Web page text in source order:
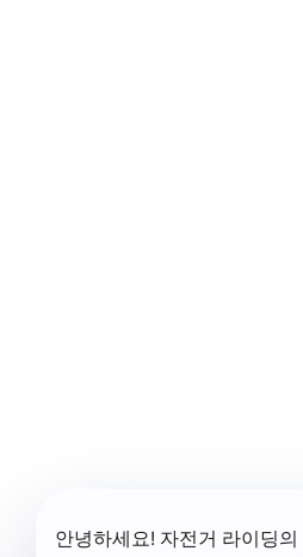
안녕하세요! 자전거 라이딩